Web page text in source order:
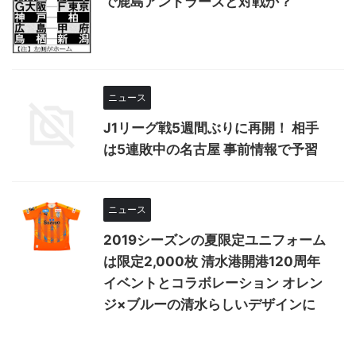
ニュース
J1リーグ戦5週間ぶりに再開！ 相手
は5連敗中の名古屋 事前情報で予習
ニュース
2019シーズンの夏限定ユニフォーム
は限定2,000枚 清水港開港120周年
イベントとコラボレーション オレン
ジ×ブルーの清水らしいデザインに